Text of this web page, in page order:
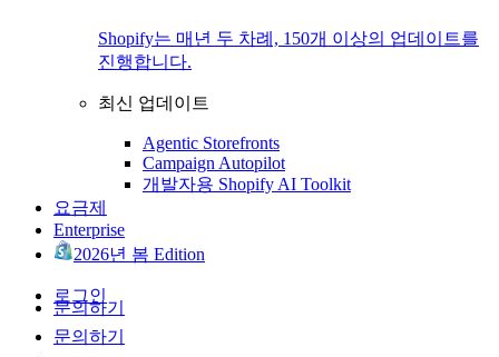
Shopify는 매년 두 차례, 150개 이상의 업데이트를
진행합니다.
최신 업데이트
Agentic Storefronts
Campaign Autopilot
개발자용 Shopify AI Toolkit
요금제
Enterprise
2026년 봄 Edition
로그인
문의하기
문의하기